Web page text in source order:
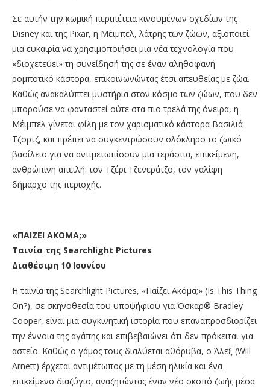
Σε αυτήν την κωμική περιπέτεια κινουμένων σχεδίων της
Disney και της Pixar, η Μέιμπελ, λάτρης των ζώων, αξιοποιεί
μια ευκαιρία να χρησιμοποιήσει μια νέα τεχνολογία που
«διοχετεύει» τη συνείδησή της σε έναν αληθοφανή
ρομποτικό κάστορα, επικοινωνώντας έτσι απευθείας με ζώα.
Καθώς ανακαλύπτει μυστήρια στον κόσμο των ζώων, που δεν
μπορούσε να φανταστεί ούτε στα πιο τρελά της όνειρα, η
Μέιμπελ γίνεται φίλη με τον χαρισματικό κάστορα Βασιλιά
Τζορτζ, και πρέπει να συγκεντρώσουν ολόκληρο το ζωικό
βασίλειο για να αντιμετωπίσουν μια τεράστια, επικείμενη,
ανθρώπινη απειλή: τον Τζέρι Τζενεράτζο, τον γαλίφη
δήμαρχο της περιοχής.
«ΠΑΙΖΕΙ ΑΚΟΜΑ;»
Ταινία της Searchlight Pictures
Διαθέσιμη 10 Ιουνίου
Η ταινία της Searchlight Pictures, «Παίζει Ακόμα;» (Is This Thing
On?), σε σκηνοθεσία του υποψήφιου για Όσκαρ® Bradley
Cooper, είναι μια συγκινητική ιστορία που επαναπροσδιορίζει
την έννοια της αγάπης και επιβεβαιώνει ότι δεν πρόκειται για
αστείο. Καθώς ο γάμος τους διαλύεται αθόρυβα, ο Άλεξ (Will
Arnett) έρχεται αντιμέτωπος με τη μέση ηλικία και ένα
επικείμενο διαζύγιο, αναζητώντας έναν νέο σκοπό ζωής μέσα